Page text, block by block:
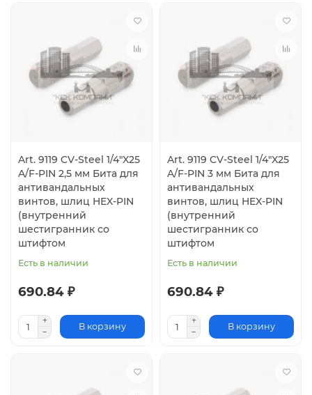
Art. 9119 CV-Steel 1/4"X25
A/F-PIN 2,5 мм Бита для
антивандальных
винтов, шлиц HEX-PIN
(внутренний
шестигранник со
штифтом
Есть в наличии
690.84 ₽
В корзину
Art. 9119 CV-Steel 1/4"X25
A/F-PIN 3 мм Бита для
антивандальных
винтов, шлиц HEX-PIN
(внутренний
шестигранник со
штифтом
Есть в наличии
690.84 ₽
В корзину